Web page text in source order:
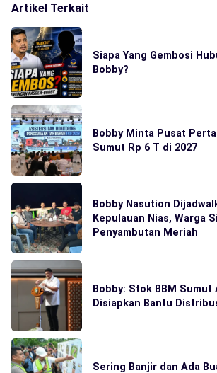
Artikel Terkait
Siapa Yang Gembosi
Bobby?
Bobby Minta Pusat
Sumut Rp 6 T di 2027
Bobby Nasution
Kepulauan Nias, Warga
Penyambutan Meriah
Bobby: Stok BBM Sumut
Disiapkan Bantu
Sering Banjir dan Ada